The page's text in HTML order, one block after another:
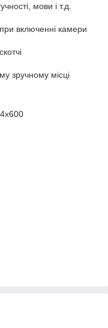
мови і т.д.
включенні камери
зручному місці